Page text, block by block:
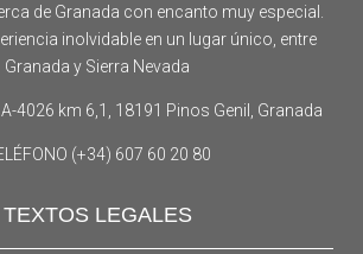
de Granada con encanto muy especial.
inolvidable en un lugar único, entre
Granada y Sierra Nevada
A-4026 km 6,1, 18191 Pinos Genil, Granada
(+34) 607 60 20 80
TEXTOS LEGALES